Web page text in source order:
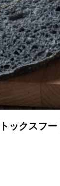
ックスフー